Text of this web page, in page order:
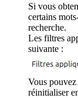
Si vous
certains
recherche.
Les filtres
suivante :
Vous
réinitialiser